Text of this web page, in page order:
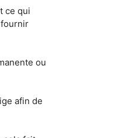
ce qui
ou
afin de